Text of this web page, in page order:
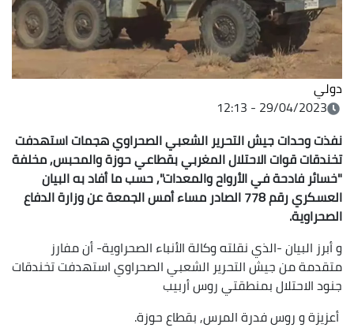
دولي
29/04/2023 - 12:13
نفذت وحدات جيش التحرير الشعبي الصحراوي هجمات استهدفت
تخندقات قوات الاحتلال المغربي بقطاعي حوزة والمحبس, مخلفة
"خسائر فادحة في الأرواح والمعدات", حسب ما أفاد به البيان
العسكري رقم 778 الصادر مساء أمس الجمعة عن وزارة الدفاع
الصحراوية.
و أبرز البيان -الذي نقلته وكالة الأنباء الصحراوية- أن مفارز
متقدمة من جيش التحرير الشعبي الصحراوي استهدفت تخندقات
جنود الاحتلال بمنطقتي روس أربيب
أعزيزة و روس فدرة المرس, بقطاع حوزة.